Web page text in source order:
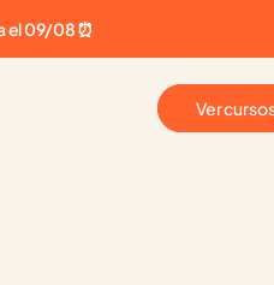
el 09/08 ⏰
Ver